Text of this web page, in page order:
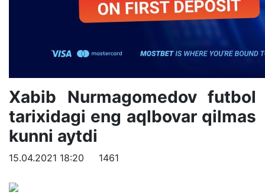
Xabib Nurmagomedov futbol
tarixidagi eng aqlbovar qilmas
kunni aytdi
15.04.2021 18:20 1461